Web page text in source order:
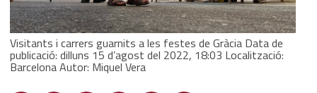
Visitants i carrers guarnits a les festes de Gràcia Data de
publicació: dilluns 15 d’agost del 2022, 18:03 Localització:
Barcelona Autor: Miquel Vera